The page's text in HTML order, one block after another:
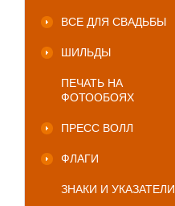
ВСЕ ДЛЯ СВАДЬБЫ
ШИЛЬДЫ
ПЕЧАТЬ НА
ФОТООБОЯХ
ПРЕСС ВОЛЛ
ФЛАГИ
ЗНАКИ И УКАЗАТЕЛИ